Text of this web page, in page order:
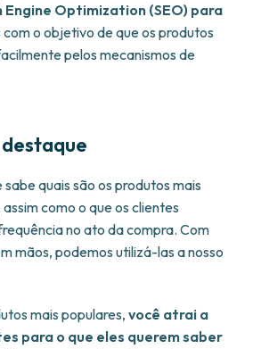
Engine Optimization (SEO) para
com o objetivo de que os produtos
pelos mecanismos de
quais são os produtos mais
como o que os clientes
no ato da compra. Com
mãos, podemos utilizá-las a nosso
mais populares, você atrai a
para o que eles querem saber